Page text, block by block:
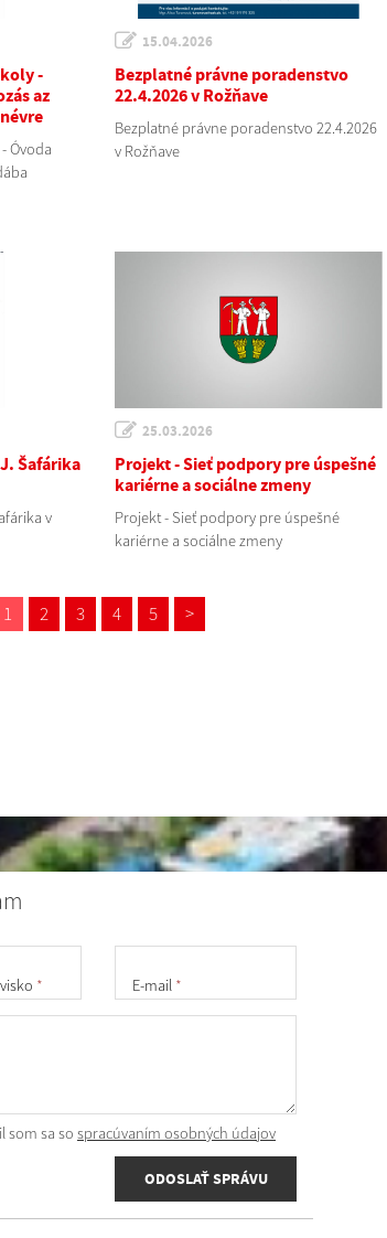
-
az
Óvoda
15.04.2026
Bezplatné právne poradenstvo
22.4.2026 v Rožňave
Bezplatné právne poradenstvo 22.4.2026
v Rožňave
Šafárika
v
25.03.2026
Projekt - Sieť podpory pre úspešné
kariérne a sociálne zmeny
Projekt - Sieť podpory pre úspešné
kariérne a sociálne zmeny
1 2 3 4 5 >
* E-mail *
som sa so spracúvaním osobných údajov
ODOSLAŤ SPRÁVU